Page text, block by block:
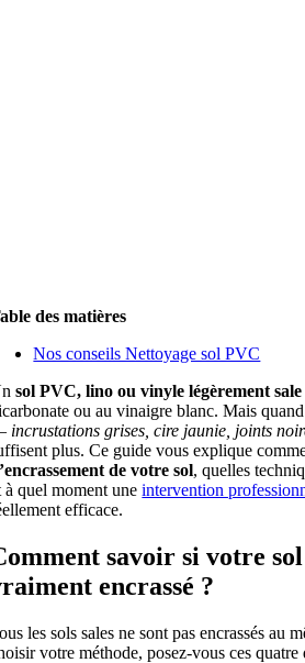
des matières
Nos conseils Nettoyage sol PVC
sol PVC, lino ou vinyle légèrement sale
ou au vinaigre blanc. Mais
incrustations grises, cire jaunie, joints
plus. Ce guide vous explique
de votre sol, quelles
à quel moment uneintervention
efficace.
savoir si votre
encrassé ?
les sols sales ne sont pas encrassés au
votre méthode, posez-vous ces quatre